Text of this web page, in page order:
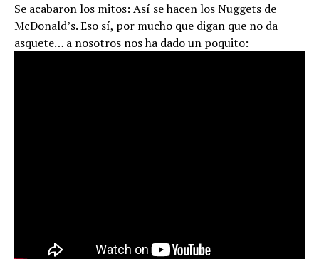
Se acabaron los mitos: Así se hacen los Nuggets de
McDonald’s. Eso sí, por mucho que digan que no da
asquete… a nosotros nos ha dado un poquito: